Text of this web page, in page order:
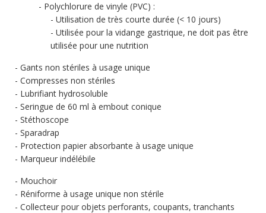
Polychlorure de vinyle (PVC) :
Utilisation de très courte durée (< 10 jours)
Utilisée pour la vidange gastrique, ne doit pas être
utilisée pour une nutrition
Gants non stériles à usage unique
Compresses non stériles
Lubrifiant hydrosoluble
Seringue de 60 ml à embout conique
Stéthoscope
Sparadrap
Protection papier absorbante à usage unique
Marqueur indélébile
Mouchoir
Réniforme à usage unique non stérile
Collecteur pour objets perforants, coupants, tranchants